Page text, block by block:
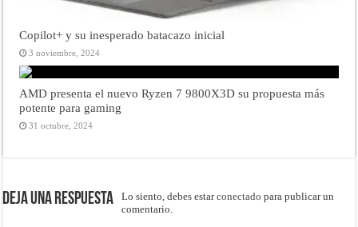
Copilot+ y su inesperado batacazo inicial
3 noviembre, 2024
AMD presenta el nuevo Ryzen 7 9800X3D su propuesta más
potente para gaming
31 octubre, 2024
Deja una respuesta Lo siento, debes estarconectado para publicar un
comentario.